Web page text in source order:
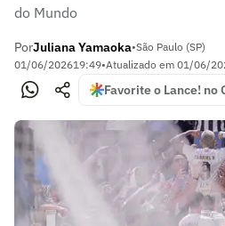
do Mundo
PorJuliana Yamaoka•São Paulo (SP)
01/06/202619:49•Atualizado em 01/06/
Favorite o Lance! no